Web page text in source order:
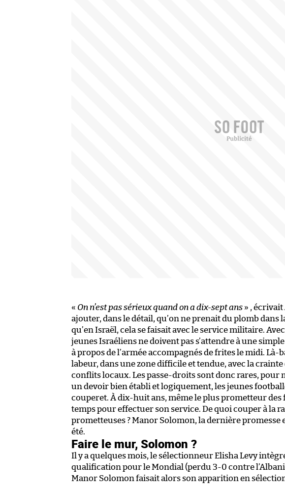
« On n’est pas sérieux quand on a dix-sept ans » ,
ajouter, dans le détail, qu’on ne prenait du plomb dans
qu’en Israël, cela se faisait avec le service militaire.
jeunes Israéliens ne doivent pas s’attendre à une
à propos de l’armée accompagnés de frites le midi. Là-
labeur, dans une zone difficile et tendue, avec la
conflits locaux. Les passe-droits sont donc rares, pour
un devoir bien établi et logiquement, les jeunes
couperet. À dix-huit ans, même le plus prometteur
temps pour effectuer son service. De quoi couper à la
prometteuses ? Manor Solomon, la dernière promesse
été.
Faire le mur, Solomon ?
Il y a quelques mois, le sélectionneur Elisha Levy
qualification pour le Mondial (perdu 3-0 contre
Manor Solomon faisait alors son apparition en